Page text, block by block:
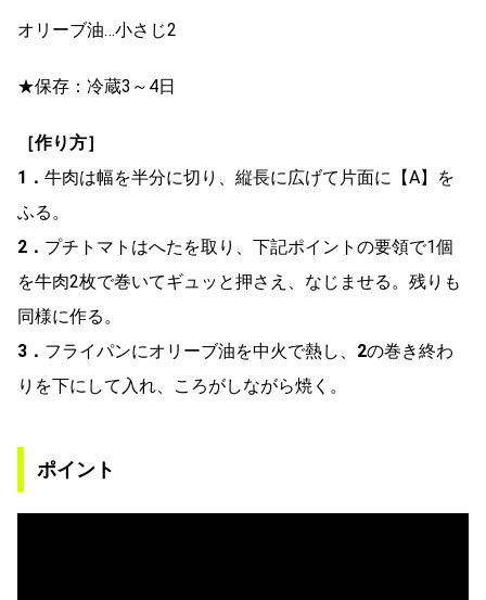
オリーブ油…小さじ2
★保存：冷蔵3～4日
［作り方］
1． 牛肉は幅を半分に切り、縦長に広げて片面に【A】を
ふる。
2． プチトマトはへたを取り、下記ポイントの要領で1個
を牛肉2枚で巻いてギュッと押さえ、なじませる。残りも
同様に作る。
3． フライパンにオリーブ油を中火で熱し、 2の巻き終わ
りを下にして入れ、ころがしながら焼く。
ポイント